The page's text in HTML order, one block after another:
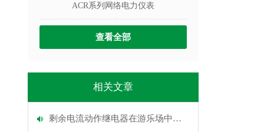
ACR系列网络电力仪表
查看全部
相关文章
剩余电流动作继电器在游乐场中的安全应用